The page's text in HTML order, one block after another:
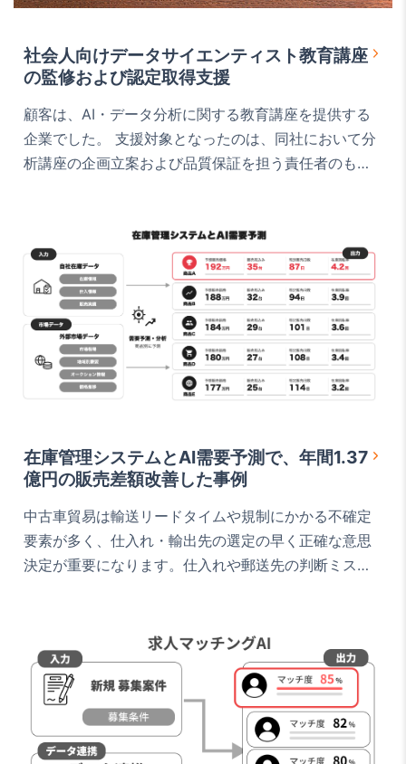
社会人向けデータサイエンティスト教育講座
の監修および認定取得支援
顧客は、AI・データ分析に関する教育講座を提供する
企業でした。 支援対象となったのは、同社において分
析講座の企画立案および品質保証を担う責任者のもと
会人向け講座では、実務に役立つわかりやすさが重視
される一方で、統計やデータ分析の数理的な説明が不
正確になると、講座全体の信頼性に影響します。 その
ため、教…
在庫管理システムとAI需要予測で、年間1.37
億円の販売差額改善した事例
中古車貿易は輸送リードタイムや規制にかかる不確定
要素が多く、仕入れ・輸出先の選定の早く正確な意思
決定が重要になります。仕入れや郵送先の判断ミス
データを統合し、どこの市場で、どれだけ高く・どれ
だけ早く売れるかを一目で把握できる意思決定ダッシ
ュボードをを開発し、中古車販売の業務フローを改善
した事例を解説し…